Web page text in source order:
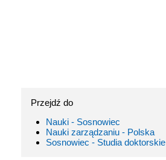
Przejdź do
Nauki - Sosnowiec
Nauki zarządzaniu - Polska
Sosnowiec - Studia doktorskie